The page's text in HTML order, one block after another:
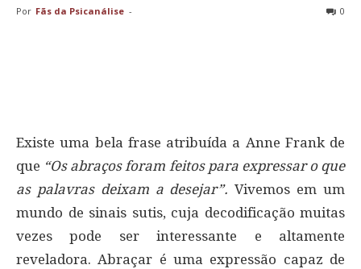
Por Fãs da Psicanálise - 0
Existe uma bela frase atribuída a Anne Frank de
que “Os abraços foram feitos para expressar o que
as palavras deixam a desejar”. Vivemos em um
mundo de sinais sutis, cuja decodificação muitas
vezes pode ser interessante e altamente
reveladora. Abraçar é uma expressão capaz de